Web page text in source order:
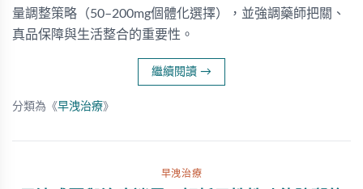
量調整策略（50–200mg個體化選擇），並強調藥師把關、
真品保障與生活整合的重要性。
繼續閱讀 →
分類為《早洩治療》
早洩治療